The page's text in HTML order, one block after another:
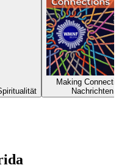
Making
Nachrichten